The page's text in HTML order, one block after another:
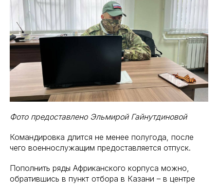
Фото предоставлено Эльмирой Гайнутдиновой
Командировка длится не менее полугода, после
чего военнослужащим предоставляется отпуск.
Пополнить ряды Африканского корпуса можно,
обратившись в пункт отбора в Казани – в центре